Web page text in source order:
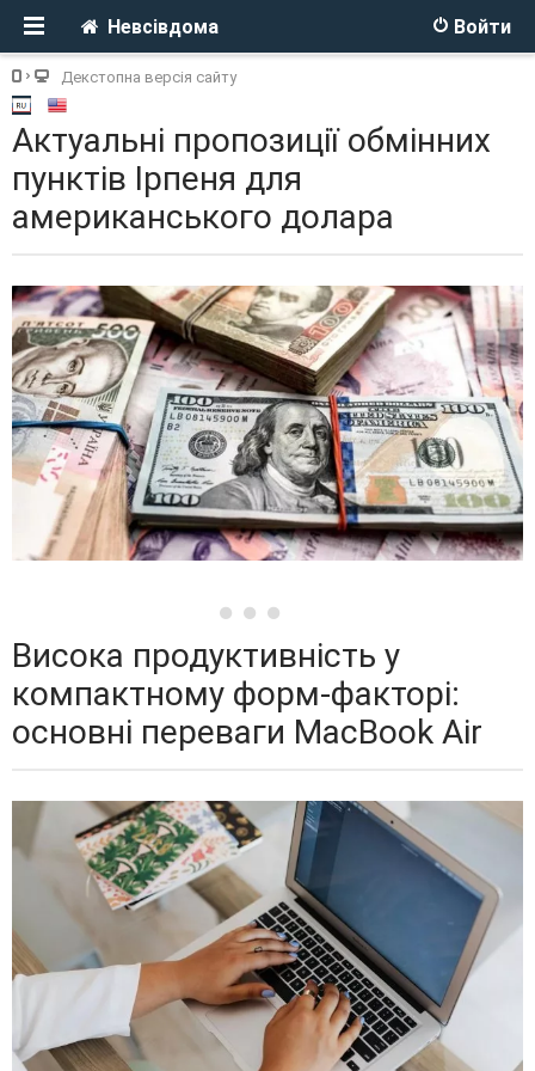
Войти
Невсівдома
Декстопна версія сайту
Актуальні пропозиції обмінних
пунктів Ірпеня для
американського долара
Висока продуктивність у
компактному форм-факторі:
основні переваги MacBook Air